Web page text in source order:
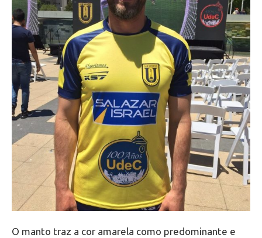
O manto traz a cor amarela como predominante e